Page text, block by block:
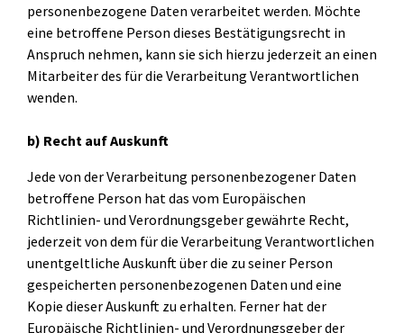
personenbezogene Daten verarbeitet werden. Möchte
eine betroffene Person dieses Bestätigungsrecht in
Anspruch nehmen, kann sie sich hierzu jederzeit an einen
Mitarbeiter des für die Verarbeitung Verantwortlichen
wenden.
b) Recht auf Auskunft
Jede von der Verarbeitung personenbezogener Daten
betroffene Person hat das vom Europäischen
Richtlinien- und Verordnungsgeber gewährte Recht,
jederzeit von dem für die Verarbeitung Verantwortlichen
unentgeltliche Auskunft über die zu seiner Person
gespeicherten personenbezogenen Daten und eine
Kopie dieser Auskunft zu erhalten. Ferner hat der
Europäische Richtlinien- und Verordnungsgeber der